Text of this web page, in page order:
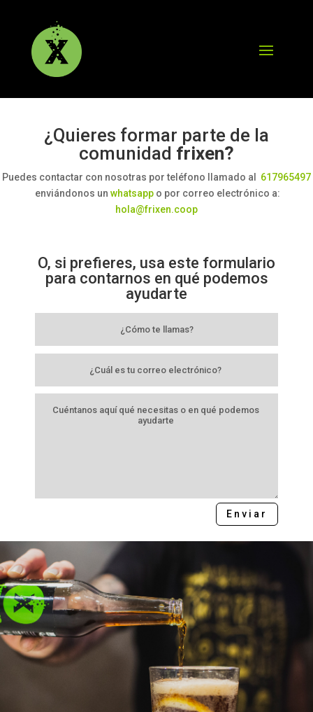
¿Quieres formar parte de la
comunidad frixen?
Puedes contactar con nosotras por teléfono llamado al 617965497
enviándonos un whatsapp o por correo electrónico a:
hola@frixen.coop
O, si prefieres, usa este formulario
para contarnos en qué podemos
ayudarte
Enviar